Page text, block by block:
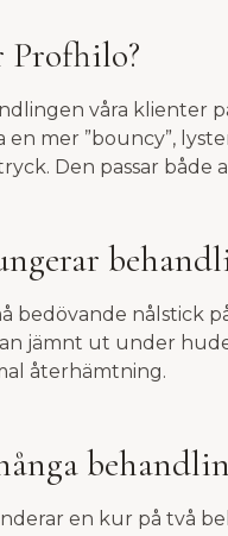
Profhilo?
våra klienter
en mer ”bouncy”,
Den passar både
bedövande nålstick
jämnt ut under
återhämtning.
en kur på två